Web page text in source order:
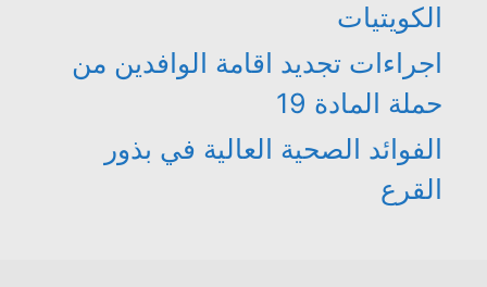
الكويتيات
اجراءات تجديد اقامة الوافدين من
حملة المادة 19
الفوائد الصحية العالية في بذور
القرع